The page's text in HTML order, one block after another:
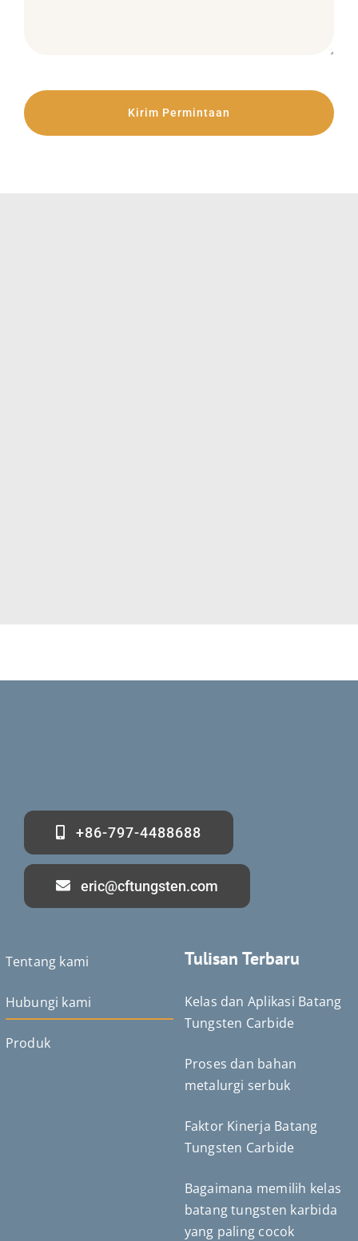
Kirim Permintaan
+86-797-4488688
eric@cftungsten.com
Tentang kami
Hubungi kami
Produk
Tulisan Terbaru
Kelas dan Aplikasi Batang
Tungsten Carbide
Proses dan bahan
metalurgi serbuk
Faktor Kinerja Batang
Tungsten Carbide
Bagaimana memilih kelas
batang tungsten karbida
yang paling cocok
日本語
Türkçe
Español de México
Português do Brasil
Deutsch (Sie)